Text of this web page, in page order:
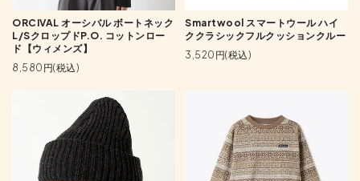
ORCIVAL オーシバル ボートネック
L/SクロップドP.O. コットンロー
ド【ウィメンズ】
8,580円(税込)
Smartwool スマートウール ハイ
ククラシックフルクッションクルー
3,520円(税込)